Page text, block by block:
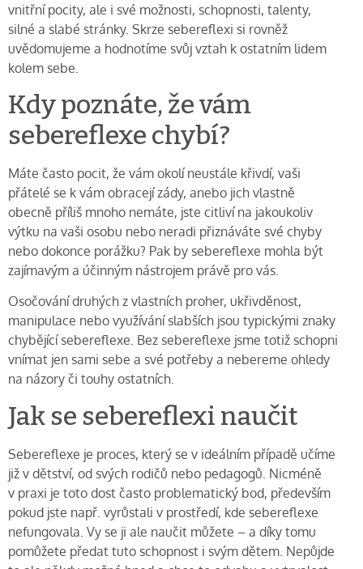
vnitřní pocity, ale i své možnosti, schopnosti, talenty,
silné a slabé stránky. Skrze sebereflexi si rovněž
uvědomujeme a hodnotíme svůj vztah k ostatním lidem
kolem sebe.
Kdy poznáte, že vám
sebereflexe chybí?
Máte často pocit, že vám okolí neustále křivdí, vaši
přátelé se k vám obracejí zády, anebo jich vlastně
obecně příliš mnoho nemáte, jste citliví na jakoukoliv
výtku na vaši osobu nebo neradi přiznáváte své chyby
nebo dokonce porážku? Pak by sebereflexe mohla být
zajímavým a účinným nástrojem právě pro vás.
Osočování druhých z vlastních proher, ukřivděnost,
manipulace nebo využívání slabších jsou typickými znaky
chybějící sebereflexe. Bez sebereflexe jsme totiž schopni
vnímat jen sami sebe a své potřeby a nebereme ohledy
na názory či touhy ostatních.
Jak se sebereflexi naučit
Sebereflexe je proces, který se v ideálním případě učíme
již v dětství, od svých rodičů nebo pedagogů. Nicméně
v praxi je toto dost často problematický bod, především
pokud jste např. vyrůstali v prostředí, kde sebereflexe
nefungovala. Vy se ji ale naučit můžete – a díky tomu
pomůžete předat tuto schopnost i svým dětem. Nepůjde